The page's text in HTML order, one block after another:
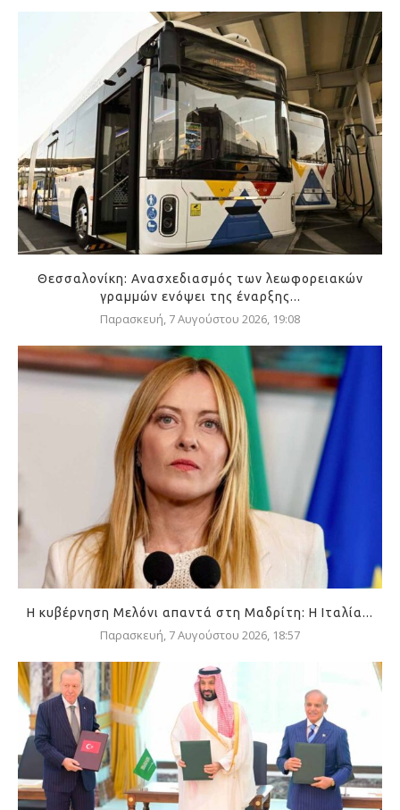
Θεσσαλονίκη: Ανασχεδιασμός των λεωφορειακών
γραμμών ενόψει της έναρξης...
Παρασκευή, 7 Αυγούστου 2026, 19:08
Η κυβέρνηση Μελόνι απαντά στη Μαδρίτη: Η Ιταλία...
Παρασκευή, 7 Αυγούστου 2026, 18:57